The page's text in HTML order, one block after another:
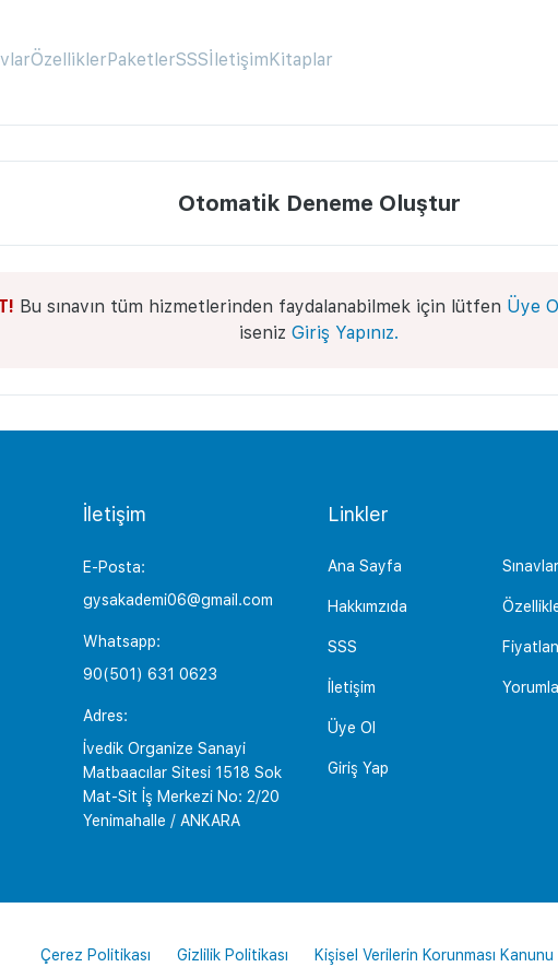
ÖzelliklerPaketlerSSSİletişimKitaplar
Otomatik Deneme Oluştur
Bu sınavın tüm hizmetlerinden faydalanabilmek için lütfen Üye
iseniz Giriş Yapınız.
İletişim
E-Posta:
gysakademi06@gmail.com
Whatsapp:
90(501) 631 0623
Adres:
İvedik Organize Sanayi
Matbaacılar Sitesi 1518 Sok
Mat-Sit İş Merkezi No: 2/20
Yenimahalle / ANKARA
Linkler
Ana Sayfa
Hakkımzıda
SSS
İletişim
Üye Ol
Giriş Yap
Sınavlar
Çerez Politikası
Gizlilik Politikası Kişisel Verilerin Korunması